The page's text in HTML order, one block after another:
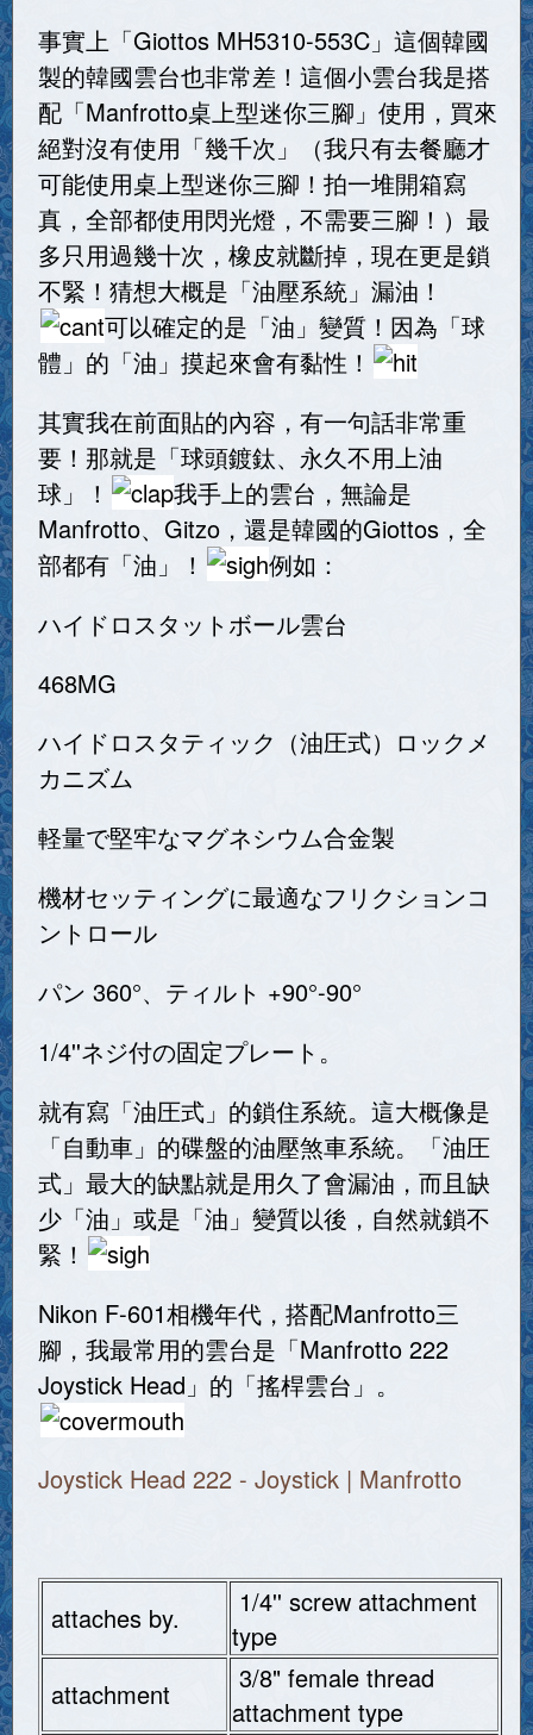
事實上「Giottos MH5310-553C」這個韓國
製的韓國雲台也非常差！這個小雲台我是搭
配「Manfrotto桌上型迷你三腳」使用，買來
絕對沒有使用「幾千次」（我只有去餐廳才
可能使用桌上型迷你三腳！拍一堆開箱寫
真，全部都使用閃光燈，不需要三腳！）最
多只用過幾十次，橡皮就斷掉，現在更是鎖
不緊！猜想大概是「油壓系統」漏油！
可以確定的是「油」變質！因為「球
體」的「油」摸起來會有黏性！
其實我在前面貼的內容，有一句話非常重
要！那就是「球頭鍍鈦、永久不用上油
球」！
我手上的雲台，無論是
Manfrotto、Gitzo，還是韓國的Giottos，全
部都有「油」！
例如：
ハイドロスタットボール雲台
468MG
ハイドロスタティック（油圧式）ロックメ
カニズム
軽量で堅牢なマグネシウム合金製
機材セッティングに最適なフリクションコ
ントロール
パン 360°、ティルト +90°-90°
1/4''ネジ付の固定プレート。
就有寫「油圧式」的鎖住系統。這大概像是
「自動車」的碟盤的油壓煞車系統。「油圧
式」最大的缺點就是用久了會漏油，而且缺
少「油」或是「油」變質以後，自然就鎖不
緊！
Nikon F-601相機年代，搭配Manfrotto三
腳，我最常用的雲台是「Manfrotto 222
Joystick Head」的「搖桿雲台」。
Joystick Head 222 - Joystick | Manfrotto
attaches by.
1/4'' screw attachment
type
attachment
3/8" female thread
attachment type